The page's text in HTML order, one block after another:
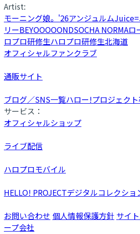
Artist:
モーニング娘。'26アンジュルム
リーBEYOOOOONDSOCHA NORMAロ
ロプロ研修生ハロプロ研修生北海道
オフィシャルファンクラブ
通販サイト
ブログ／SNS一覧ハロー!プロジェク
サービス：
オフィシャルショップ
ライブ配信
ハロプロモバイル
HELLO! PROJECTデジタルコレクショ
お問い合わせ 個人情報保護方針 サイ
ープ会社